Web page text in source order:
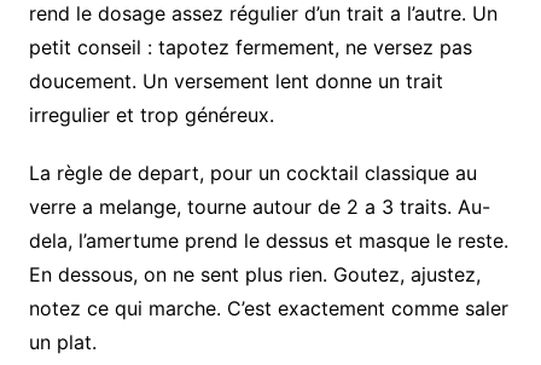
rend le dosage assez régulier d’un trait a l’autre. Un
petit conseil : tapotez fermement, ne versez pas
doucement. Un versement lent donne un trait
irregulier et trop généreux.
La règle de depart, pour un cocktail classique au
verre a melange, tourne autour de 2 a 3 traits. Au-
dela, l’amertume prend le dessus et masque le reste.
En dessous, on ne sent plus rien. Goutez, ajustez,
notez ce qui marche. C’est exactement comme saler
un plat.